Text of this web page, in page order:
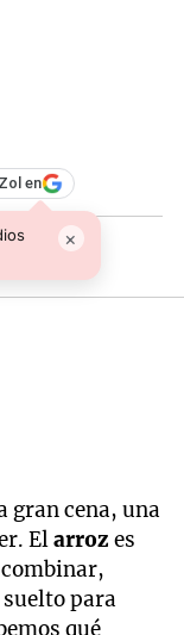
en
×
gran cena, una
Elarroz es
para
qué